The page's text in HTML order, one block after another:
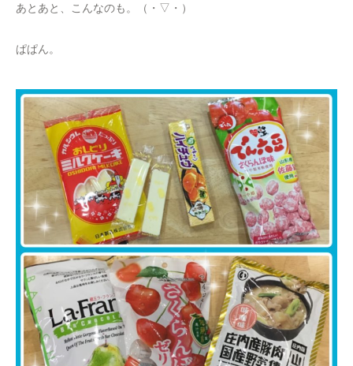
あとあと、こんなのも。（・▽・）
ぱぱん。